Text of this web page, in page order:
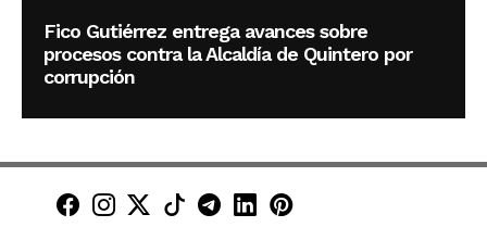
Fico Gutiérrez entrega avances sobre
procesos contra la Alcaldía de Quintero por
corrupción
Minuto30 en Facebook
Minuto30 en Instagram
Minuto30 en X (Twitter)
Minuto30 en TikTok
Canal de Minuto30 en
Minuto30 en LinkedIn
Minuto30 en